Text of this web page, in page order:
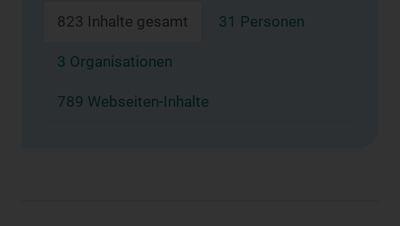
823 Inhalte gesamt 31 Personen
3 Organisationen
789 Webseiten-Inhalte